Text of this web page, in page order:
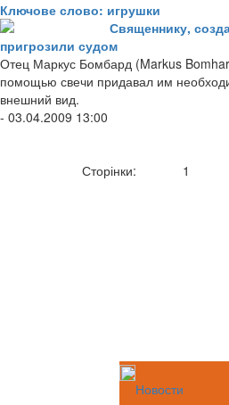
Ключове слово: игрушки
Священнику,
пригрозили судом
Отец Маркус Бомбард (Markus
помощью свечи придавал им
внешний вид.
- 03.04.2009 13:00
Сторінки: 1
Новости